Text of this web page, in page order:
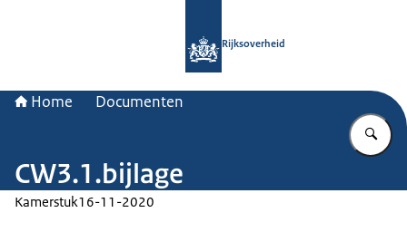
Rijksoverheid
Home Documenten
CW3.1.bijlage
Kamerstuk16-11-2020